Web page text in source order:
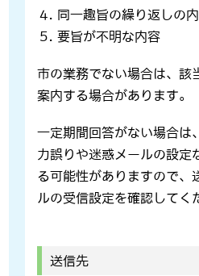
同一趣旨の繰り返しの
要旨が不明な内容
市の業務でない場合は、該
案内する場合があります。
一定期間回答がない場合は
力誤りや迷惑メールの設定
る可能性がありますので、
ルの受信設定を確認してく
送信先